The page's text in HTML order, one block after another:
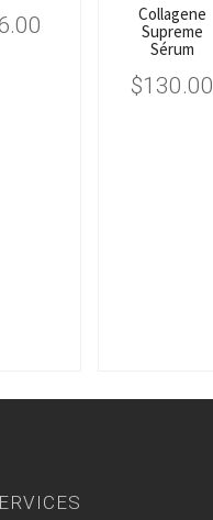
Collagene
Supreme
Sérum
$130.00